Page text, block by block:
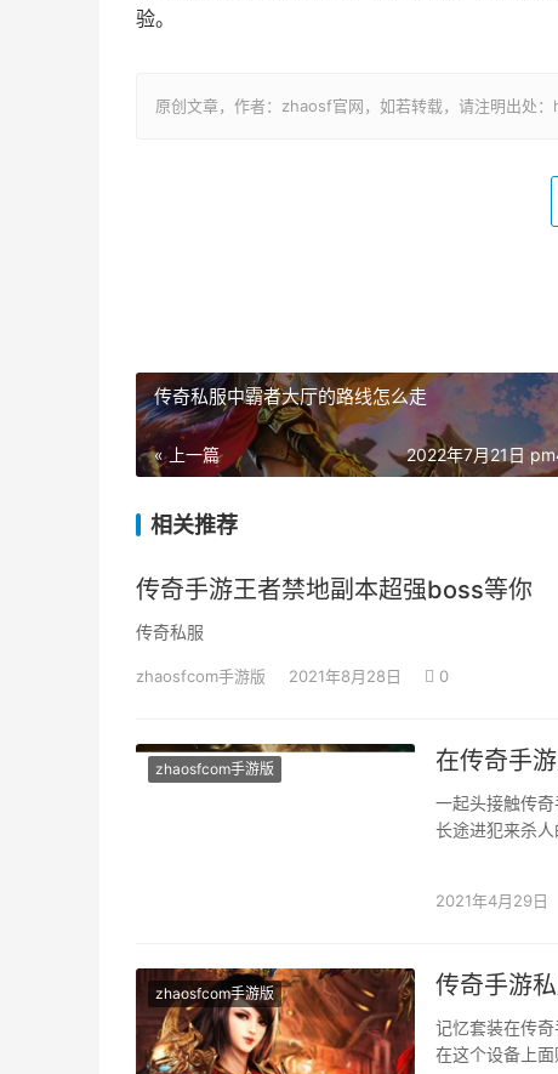
验。
原创文章，作者：zhaosf官网，如若转载，请注明出
传奇私服中霸者大厅的路线怎么走
« 上一篇 2022年7月21日
相关推荐
传奇手游王者禁地副本超强boss等你
传奇私服
zhaosfcom手游版 2021年8月28日 0
zhaosfcom手游版 在传奇手
一起头接触传
长途进犯来杀
2021年4月29日
zhaosfcom手游版 传奇手游
记忆套装在传
在这个设备上